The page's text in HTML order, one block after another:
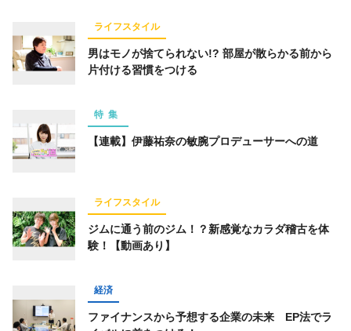
ライフスタイル
男はモノが捨てられない!? 部屋が散らかる前から
片付ける習慣をつける
特集
【連載】伊藤祐奈の敏腕プロデューサーへの道
ライフスタイル
ジムに通う前のジム！？新感覚なカラダ稽古を体
験！【動画あり】
経済
ファイナンスから予想する企業の未来 EP法でラ